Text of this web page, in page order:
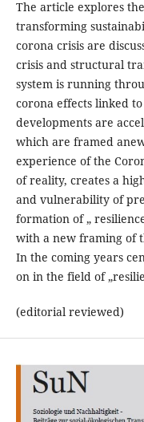
The article explores
transforming
corona crisis are
crisis and structural
system is running
corona effects linked
developments are
which are framed
experience of the
of reality, creates a
and vulnerability of
formation of „
with a new framing of
In the coming years
on in the field of
(editorial reviewed)